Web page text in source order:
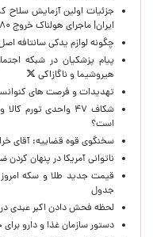
جزئیات اولین آزمایش
ایران| ماجرای هولناک خروج ۱۸۰ هزار گلوله ساچمه ای با حرارت بالا در لامرد
چگونه لوازم یدکی سانتافه
پیام پزشکیان در شبکه
هیروشیما و ناگازاکی
تهدیدات و فرصت های
شکاف ۴۷ واحدی
است؟
سخنگوی قوه قضاییه: آقای
ناتوانی آمریکا در پنهان کردن
جدول
لحظه‌ فحش دادن اکبر عبدی
دستور سازمان غذا و دارو برای جمع‌آوری ۳